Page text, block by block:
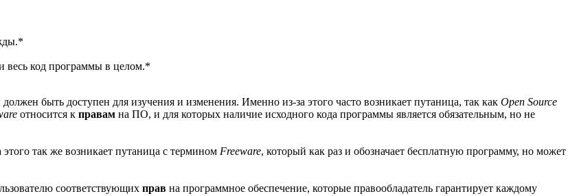
весь код программы в целом.*
быть доступен для изучения и изменения. Именно из-за этого часто возникает путаница, так как Open Source
относится к правам на ПО, и для которых наличие исходного кода программы является обязательным, но не
так же возникает путаница с термином Freeware, который как раз и обозначает бесплатную программу, но может
соответствующих прав на программное обеспечение, которые правообладатель гарантирует каждому